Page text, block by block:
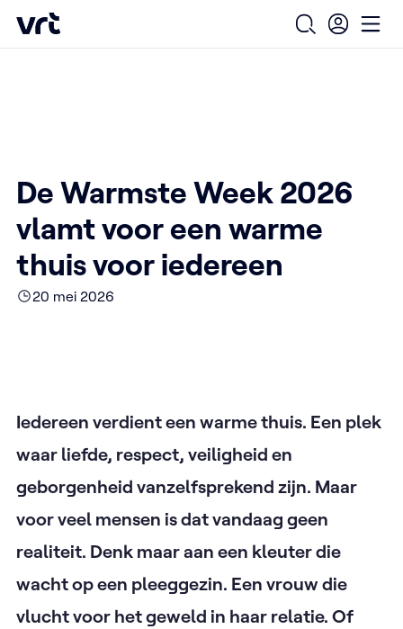
Ga naar de hoofdinhoud
VRT (home)
Open
Home /
De Warmste Week 2026
vlamt voor een warme
thuis voor iedereen
20 mei 2026
Iedereen verdient een warme thuis. Een plek
waar liefde, respect, veiligheid en
geborgenheid vanzelfsprekend zijn. Maar
voor veel mensen is dat vandaag geen
realiteit. Denk maar aan een kleuter die
wacht op een pleeggezin. Een vrouw die
vlucht voor het geweld in haar relatie. Of